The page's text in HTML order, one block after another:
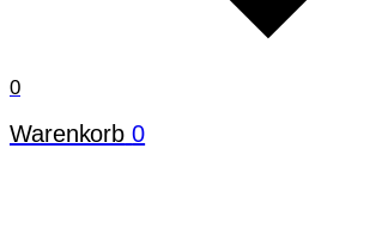
0
Warenkorb 0